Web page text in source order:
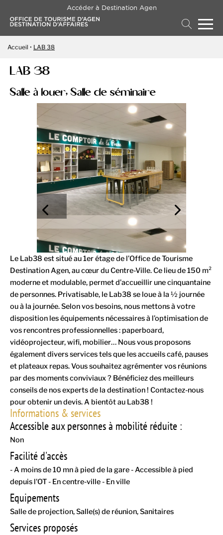
Accéder à Destination Agen
Accueil LAB 38
LAB 38
Salle à louer, Salle de séminaire
Le Lab38 est situé au 1er étage de l’Office de Tourisme
Destination Agen, au cœur du Centre-Ville. Ce lieu de 150 m²
moderne et modulable, permet d’accueillir une cinquantaine
de personnes. Privatisable, le Lab38 se loue à la ½ journée
ou à la journée. Selon vos besoins, nous mettons à votre
disposition les équipements nécessaires à l’optimisation de
vos rencontres professionnelles : paperboard,
vidéoprojecteur, wifi, mobilier… Nous vous proposons
également divers services tels que les accueils café, pauses
et plateaux repas. Vous souhaitez agrémenter vos réunions
par des moments conviviaux ? Bénéficiez des meilleurs
conseils de nos experts de la destination ! Contactez-nous
pour obtenir un devis. A bientôt au Lab38 !
Informations & services
Accessible aux personnes à mobilité réduite :
Non
Facilité d'accès
- A moins de 10 mn à pied de la gare - Accessible à pied
depuis l'OT - En centre-ville - En ville
Equipements
Salle de projection Salle(s) de réunion Sanitaires
Services proposés